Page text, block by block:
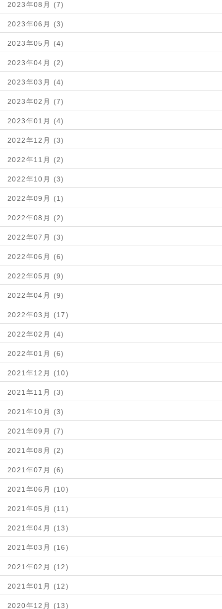
2023年08月 (7)
2023年06月 (3)
2023年05月 (4)
2023年04月 (2)
2023年03月 (4)
2023年02月 (7)
2023年01月 (4)
2022年12月 (3)
2022年11月 (2)
2022年10月 (3)
2022年09月 (1)
2022年08月 (2)
2022年07月 (3)
2022年06月 (6)
2022年05月 (9)
2022年04月 (9)
2022年03月 (17)
2022年02月 (4)
2022年01月 (6)
2021年12月 (10)
2021年11月 (3)
2021年10月 (3)
2021年09月 (7)
2021年08月 (2)
2021年07月 (6)
2021年06月 (10)
2021年05月 (11)
2021年04月 (13)
2021年03月 (16)
2021年02月 (12)
2021年01月 (12)
2020年12月 (13)